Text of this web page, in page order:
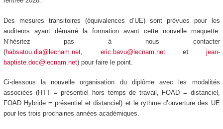
Des mesures transitoires (équivalences d’UE) sont prévues pour les
auditeurs ayant démarré la formation avant cette nouvelle maquette.
N’hésitez pas à nous contacter
(habsatou.dia@lecnam.net, eric.bavu@lecnam.netet jean-
baptiste.doc@lecnam.net) pour faire le point.
Ci-dessous la nouvelle organisation du diplôme avec les modalités
associées (HTT = présentiel hors temps de travail, FOAD = distanciel,
FOADHybride = présentiel et distanciel) et le rythme d’ouverture des UE
pour les trois prochaines années académiques.